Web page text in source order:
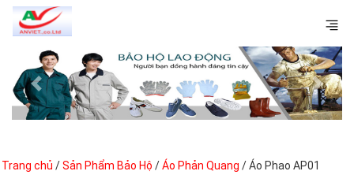
Previous Next
Trang chủ /Sản Phẩm Bảo Hộ /Áo Phản Quang / Áo Phao AP01